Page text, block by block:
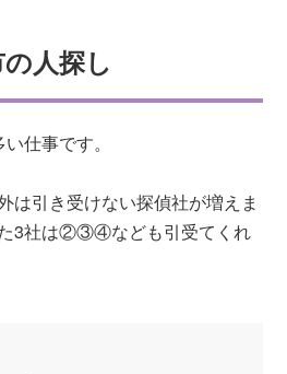
人探し
仕事です。
引き受けない探偵社が増えま
た3社は②③④なども引受てくれ